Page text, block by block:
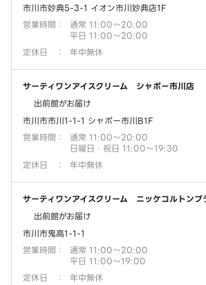
市川市妙典5-3-1 イオン市川妙典店1F
営業時間 ：
通常 11:00～20:00
平日 11:00～20:00
定休日
： 年中無休
サーティワンアイスクリーム シャポー市川店
出前館がお届け
市川市市川1-1-1 シャポー市川B1F
営業時間 ：
通常 11:00～20:00
日曜日・祝日 11:00～19:30
定休日
： 年中無休
サーティワンアイスクリーム ニッケコルトンプ
出前館がお届け
市川市鬼高1-1-1
営業時間 ：
通常 11:00～20:00
平日 11:00～19:00
定休日
： 年中無休